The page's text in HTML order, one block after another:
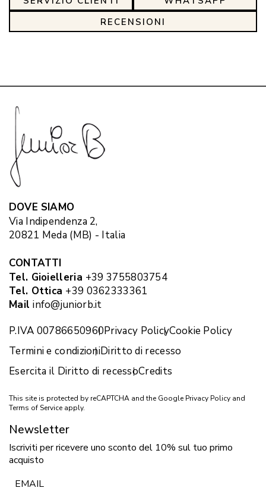
RECENSIONI
DOVE SIAMO
Via Indipendenza 2,
20821 Meda (MB) - Italia
CONTATTI
Tel. Gioielleria +39 3755803754
Tel. Ottica +39 0362333361
Mail info@juniorb.it
P.IVA 00786650960Privacy PolicyCookie Policy
Termini e condizioniDiritto di recesso
Esercita il Diritto di recessoCredits
This site is protected by reCAPTCHA and the Google Privacy Policy and
Terms of Service apply.
Newsletter
Iscriviti per ricevere uno sconto del 10% sul tuo primo
acquisto